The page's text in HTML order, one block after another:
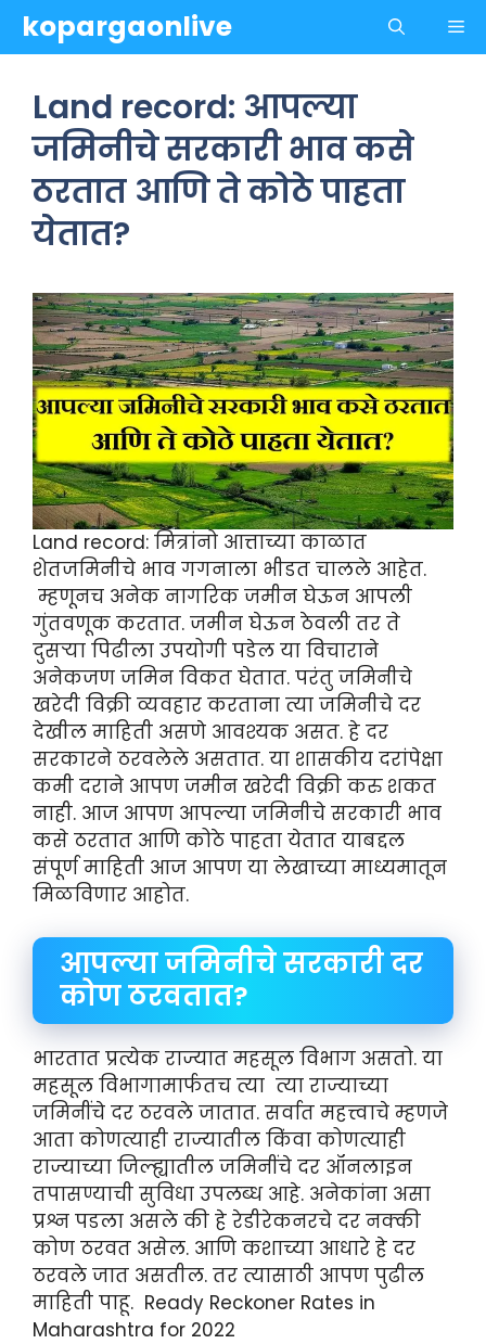
Skipkopargaonlive
Land record: आपल्या
जमिनीचे सरकारी भाव कसे
ठरतात आणि ते कोठे पाहता
येतात?
Land record: मित्रांनो आत्ताच्या काळात
शेतजमिनीचे भाव गगनाला भीडत चालले आहेत.
म्हणूनच अनेक नागरिक जमीन घेऊन आपली
गुंतवणूक करतात. जमीन घेऊन ठेवली तर ते
दुसऱ्या पिढीला उपयोगी पडेल या विचाराने
अनेकजण जमिन विकत घेतात. परंतु जमिनीचे
खरेदी विक्री व्यवहार करताना त्या जमिनीचे दर
देखील माहिती असणे आवश्यक असत. हे दर
सरकारने ठरवलेले असतात. या शासकीय दरांपेक्षा
कमी दराने आपण जमीन खरेदी विक्री करु शकत
नाही. आज आपण आपल्या जमिनीचे सरकारी भाव
कसे ठरतात आणि कोठे पाहता येतात याबद्दल
संपूर्ण माहिती आज आपण या लेखाच्या माध्यमातून
मिळविणार आहोत.
आपल्या जमिनीचे सरकारी दर
कोण ठरवतात?
भारतात प्रत्येक राज्यात महसूल विभाग असतो. या
महसूल विभागामार्फतच त्या त्या राज्याच्या
जमिनींचे दर ठरवले जातात. सर्वात महत्त्वाचे म्हणजे
आता कोणत्याही राज्यातील किंवा कोणत्याही
राज्याच्या जिल्ह्यातील जमिनींचे दर ऑनलाइन
तपासण्याची सुविधा उपलब्ध आहे. अनेकांना असा
प्रश्न पडला असले की हे रेडीरेकनरचे दर नक्की
कोण ठरवत असेल. आणि कशाच्या आधारे हे दर
ठरवले जात असतील. तर त्यासाठी आपण पुढील
माहिती पाहू. Ready Reckoner Rates in
Maharashtra for 2022